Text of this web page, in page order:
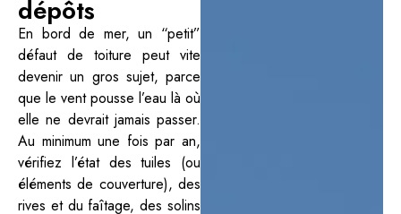
dépôts
En bord de mer, un “petit”
défaut de toiture peut vite
devenir un gros sujet, parce
que le vent pousse l’eau là où
elle ne devrait jamais passer.
Au minimum une fois par an,
vérifiez l’état des tuiles (ou
éléments de couverture), des
rives et du faîtage, des solins